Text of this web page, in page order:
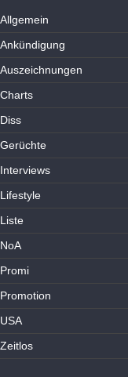
Allgemein
Ankündigung
Auszeichnungen
Charts
Diss
Gerüchte
Interviews
Lifestyle
Liste
NoA
Promi
Promotion
USA
Zeitlos